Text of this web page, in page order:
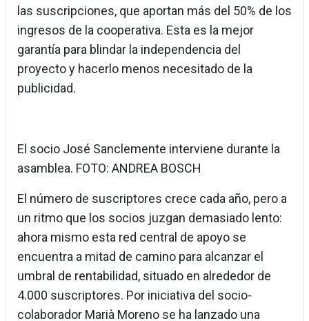
las suscripciones, que aportan más del 50% de los
ingresos de la cooperativa. Esta es la mejor
garantía para blindar la independencia del
proyecto y hacerlo menos necesitado de la
publicidad.
El socio José Sanclemente interviene durante la
asamblea. FOTO: ANDREA BOSCH
El número de suscriptores crece cada año, pero a
un ritmo que los socios juzgan demasiado lento:
ahora mismo esta red central de apoyo se
encuentra a mitad de camino para alcanzar el
umbral de rentabilidad, situado en alrededor de
4.000 suscriptores. Por iniciativa del socio-
colaborador Marià Moreno se ha lanzado una